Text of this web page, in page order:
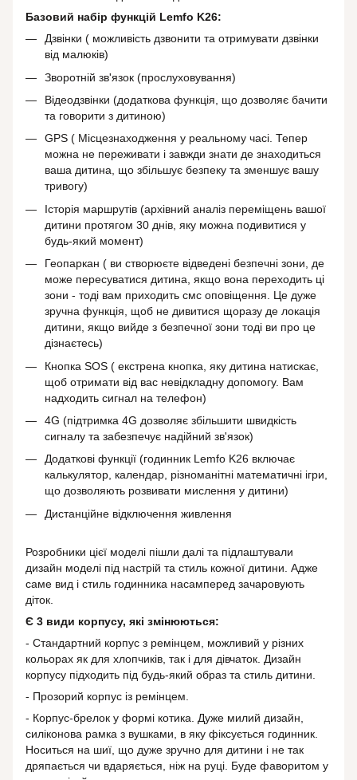
Базовий набір функцій Lemfo K26:
Дзвінки ( можливість дзвонити та отримувати дзвінки
від малюків)
Зворотній зв'язок (прослуховування)
Відеодзвінки (додаткова функція, що дозволяє бачити
та говорити з дитиною)
GPS ( Місцезнаходження у реальному часі. Тепер
можна не переживати і завжди знати де знаходиться
ваша дитина, що збільшує безпеку та зменшує вашу
тривогу)
Історія маршрутів (архівний аналіз переміщень вашої
дитини протягом 30 днів, яку можна подивитися у
будь-який момент)
Геопаркан ( ви створюєте відведені безпечні зони, де
може пересуватися дитина, якщо вона переходить ці
зони - тоді вам приходить смс оповіщення. Це дуже
зручна функція, щоб не дивитися щоразу де локація
дитини, якщо вийде з безпечної зони тоді ви про це
дізнаєтесь)
Кнопка SOS ( екстрена кнопка, яку дитина натискає,
щоб отримати від вас невідкладну допомогу. Вам
надходить сигнал на телефон)
4G (підтримка 4G дозволяє збільшити швидкість
сигналу та забезпечує надійний зв'язок)
Додаткові функції (годинник Lemfo K26 включає
калькулятор, календар, різноманітні математичні ігри,
що дозволяють розвивати мислення у дитини)
Дистанційне відключення живлення
Розробники цієї моделі пішли далі та підлаштували
дизайн моделі під настрій та стиль кожної дитини. Адже
саме вид і стиль годинника насамперед зачаровують
діток.
Є 3 види корпусу, які змінюються:
- Стандартний корпус з ремінцем, можливий у різних
кольорах як для хлопчиків, так і для дівчаток. Дизайн
корпусу підходить під будь-який образ та стиль дитини.
- Прозорий корпус із ремінцем.
- Корпус-брелок у формі котика. Дуже милий дизайн,
силіконова рамка з вушками, в яку фіксується годинник.
Носиться на шиї, що дуже зручно для дитини і не так
дряпається чи вдаряється, ніж на руці. Буде фаворитом у